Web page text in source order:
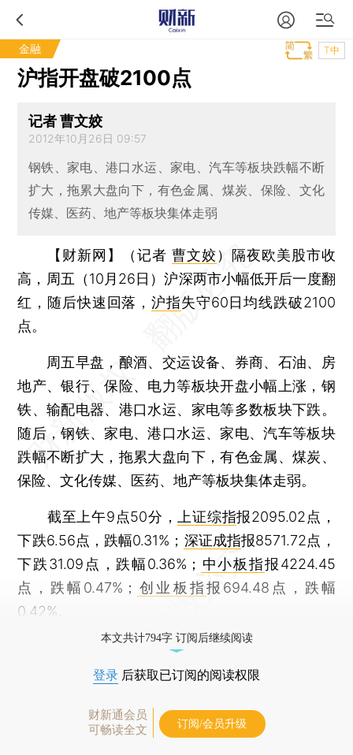
金融 T中
沪指开盘破2100点
记者 曹文姣
2012年10月26日 09:57
钢铁、家电、港口水运、家电、汽车等板块跌幅不断
扩大，拖累大盘向下，有色金属、煤炭、保险、文化
传媒、医药、地产等板块集体走弱
【财新网】（记者 曹文姣） 隔夜欧美股市收
高，周五（10月26日）沪深两市小幅低开后一度翻
红，随后快速回落，沪指失守60日均线跌破2100
点。
周五早盘，酿酒、交运设备、券商、石油、房
地产、银行、保险、电力等板块开盘小幅上涨，钢
铁、输配电器、港口水运、家电等多数板块下跌。
随后，钢铁、家电、港口水运、家电、汽车等板块
跌幅不断扩大，拖累大盘向下，有色金属、煤炭、
保险、文化传媒、医药、地产等板块集体走弱。
截至上午9点50分， 上证综指报2095.02点，
下跌6.56点，跌幅0.31%； 深证成指报8571.72点，
下跌31.09点，跌幅0.36%； 中小板指报4224.45
点，跌幅0.47%； 创业板指报694.48点，跌幅
0.42%。
本文共计794字 订阅后继续阅读
登录 后获取已订阅的阅读权限
财新通会员
可畅读全文
订阅/会员升级